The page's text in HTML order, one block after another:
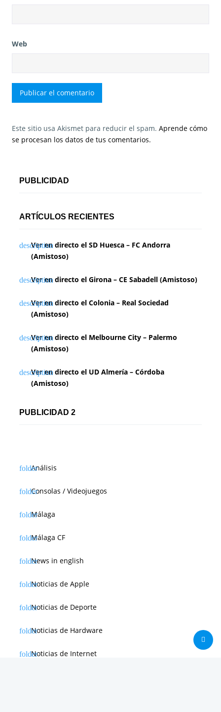
Web
Este sitio usa Akismet para reducir el spam. Aprende cómo
se procesan los datos de tus comentarios.
PUBLICIDAD
ARTÍCULOS RECIENTES
Ver en directo el SD Huesca – FC Andorra
(Amistoso)
Ver en directo el Girona – CE Sabadell (Amistoso)
Ver en directo el Colonia – Real Sociedad
(Amistoso)
Ver en directo el Melbourne City – Palermo
(Amistoso)
Ver en directo el UD Almería – Córdoba
(Amistoso)
PUBLICIDAD 2
Análisis
Consolas / Videojuegos
Málaga
Málaga CF
News in english
Noticias de Apple
Noticias de Deporte
Noticias de Hardware
Noticias de Internet